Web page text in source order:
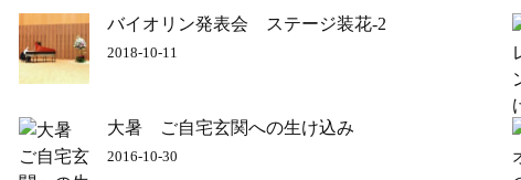
バイオリン発表会 ステージ装花-2
2018-10-11
大暑 ご自宅玄関への生け込み
2016-10-30